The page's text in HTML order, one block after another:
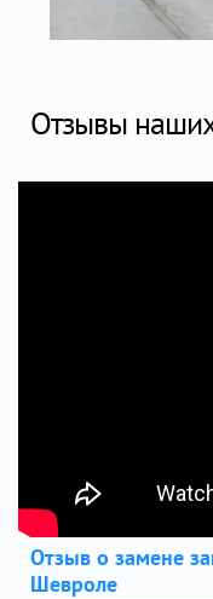
Отзывы
Отзыв о замене
Шевроле